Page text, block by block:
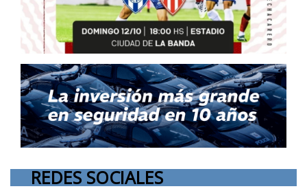
REDES SOCIALES